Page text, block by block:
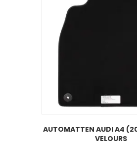
AUTOMATTEN AUDI A4
VELOURS